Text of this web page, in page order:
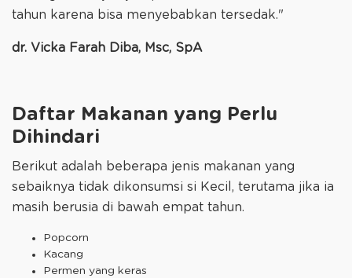
tahun karena bisa menyebabkan tersedak."
dr. Vicka Farah Diba, Msc, SpA
Daftar Makanan yang Perlu
Dihindari
Berikut adalah beberapa jenis makanan yang
sebaiknya tidak dikonsumsi si Kecil, terutama jika ia
masih berusia di bawah empat tahun.
Popcorn
Kacang
Permen yang keras